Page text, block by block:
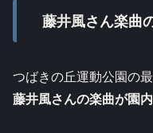
藤井風さん楽曲
つばきの丘運動公園の最
藤井風さんの楽曲が園